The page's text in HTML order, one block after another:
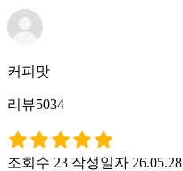
커피맛
리뷰5034
조회수 23 작성일자 26.05.28